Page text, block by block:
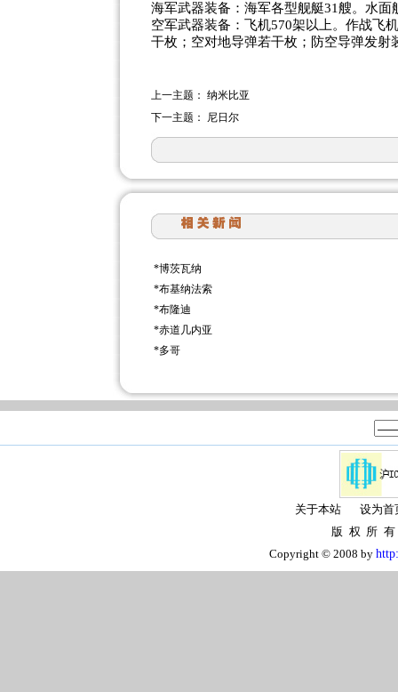
海军武器装备：海军各型舰艇31艘。水面
空军武器装备：飞机570架以上。作战飞
干枚；空对地导弹若干枚；防空导弹发射
上一主题： 纳米比亚
下一主题： 尼日尔
*博茨瓦纳
*布基纳法索
*布隆迪
*赤道几内亚
*多哥